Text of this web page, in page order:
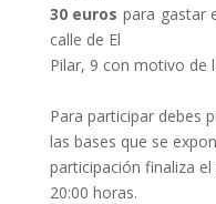
30 euros para gastar
calle de El
Pilar, 9 con motivo de
Para participar debes
las bases que se
participación finaliza
20:00 horas.